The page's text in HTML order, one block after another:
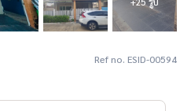
Ref no. ESID-00594